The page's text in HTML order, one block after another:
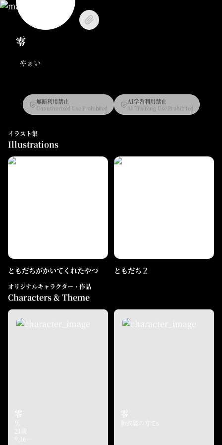
零
やぁい
無断利用禁止
Unauthorized Use Prohibited
AI学習利用禁止
AI Training Use Prohibited
イラスト集
Illustrations
ともだちがかいてくれたやつ ともだち２
オリジナルキャラクター・作品
Characters & Theme
零
9,16
零